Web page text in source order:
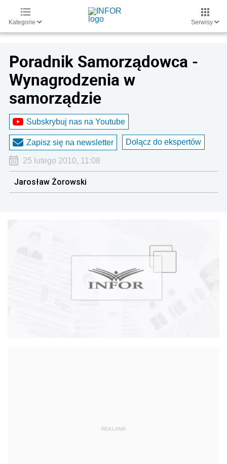
Kategorie Serwisy
Poradnik Samorządowca -
Wynagrodzenia w
samorządzie
Subskrybuj nas na Youtube
Zapisz się na newsletter Dołącz do ekspertów
25 lutego 2010, 11:08
Jarosław Żorowski